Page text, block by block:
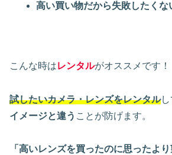
高い買い物だから失敗したくな
こんな時はレンタルがオススメです！
試したいカメラ・レンズをレンタルし
イメージと違う ことが防げます。
「高いレンズを買ったのに思ったよ